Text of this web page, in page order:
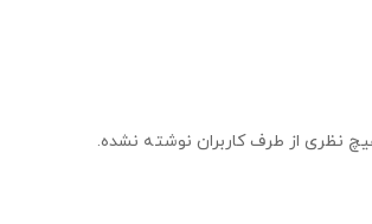
نظری از طرف کاربران نوشته نشده.